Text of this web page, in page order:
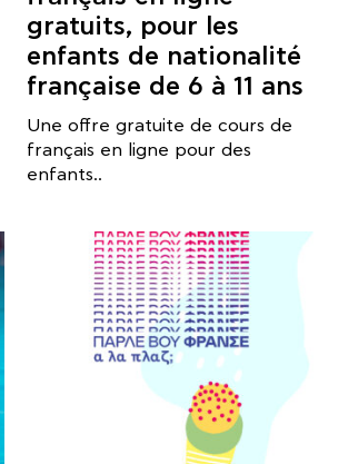
gratuits, pour les
enfants de nationalité
française de 6 à 11 ans
Une offre gratuite de cours de
français en ligne pour des
enfants..